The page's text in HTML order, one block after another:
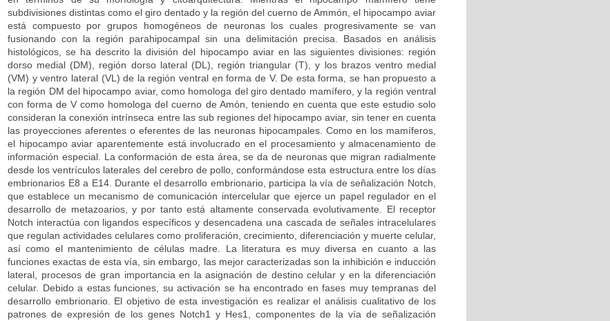
subdivisiones distintas como el giro dentado y la región del cuerno de Ammón, el hipocampo aviar
está compuesto por grupos homogéneos de neuronas los cuales progresivamente se van
fusionando con la región parahipocampal sin una delimitación precisa. Basados en análisis
histológicos, se ha descrito la división del hipocampo aviar en las siguientes divisiones: región
dorso medial (DM), región dorso lateral (DL), región triangular (T), y los brazos ventro medial
(VM) y ventro lateral (VL) de la región ventral en forma de V. De esta forma, se han propuesto a
la región DM del hipocampo aviar, como homologa del giro dentado mamífero, y la región ventral
con forma de V como homologa del cuerno de Amón, teniendo en cuenta que este estudio solo
consideran la conexión intrínseca entre las sub regiones del hipocampo aviar, sin tener en cuenta
las proyecciones aferentes o eferentes de las neuronas hipocampales. Como en los mamíferos,
el hipocampo aviar aparentemente está involucrado en el procesamiento y almacenamiento de
información especial. La conformación de esta área, se da de neuronas que migran radialmente
desde los ventrículos laterales del cerebro de pollo, conformándose esta estructura entre los días
embrionarios E8 a E14. Durante el desarrollo embrionario, participa la vía de señalización Notch,
que establece un mecanismo de comunicación intercelular que ejerce un papel regulador en el
desarrollo de metazoarios, y por tanto está altamente conservada evolutivamente. El receptor
Notch interactúa con ligandos específicos y desencadena una cascada de señales intracelulares
que regulan actividades celulares como proliferación, crecimiento, diferenciación y muerte celular,
así como el mantenimiento de células madre. La literatura es muy diversa en cuanto a las
funciones exactas de esta vía, sin embargo, las mejor caracterizadas son la inhibición e inducción
lateral, procesos de gran importancia en la asignación de destino celular y en la diferenciación
celular. Debido a estas funciones, su activación se ha encontrado en fases muy tempranas del
desarrollo embrionario. El objetivo de esta investigación es realizar el análisis cualitativo de los
patrones de expresión de los genes Notch1 y Hes1, componentes de la vía de señalización